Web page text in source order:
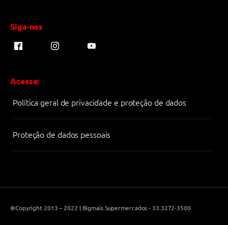
Siga-nos
Acesse:
Política geral de privacidade e proteção de dados
Proteção de dados pessoais
®Copyright 2013 – 2022 | Bigmais Supermercados - 33.3272-3500